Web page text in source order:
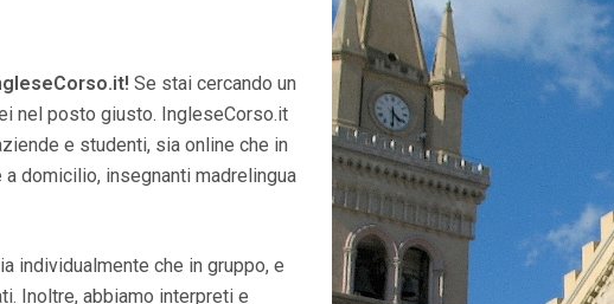
Se stai cercando un
nel posto giusto. IngleseCorso.it
e studenti, sia online che in
domicilio, insegnanti madrelingua
individualmente che in gruppo, e
Inoltre, abbiamo interpreti e